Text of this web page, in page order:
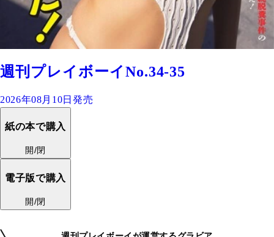
週刊プレイボーイNo.34-35
2026年08月10日発売
紙の本で購入
開/閉
電子版で購入
開/閉